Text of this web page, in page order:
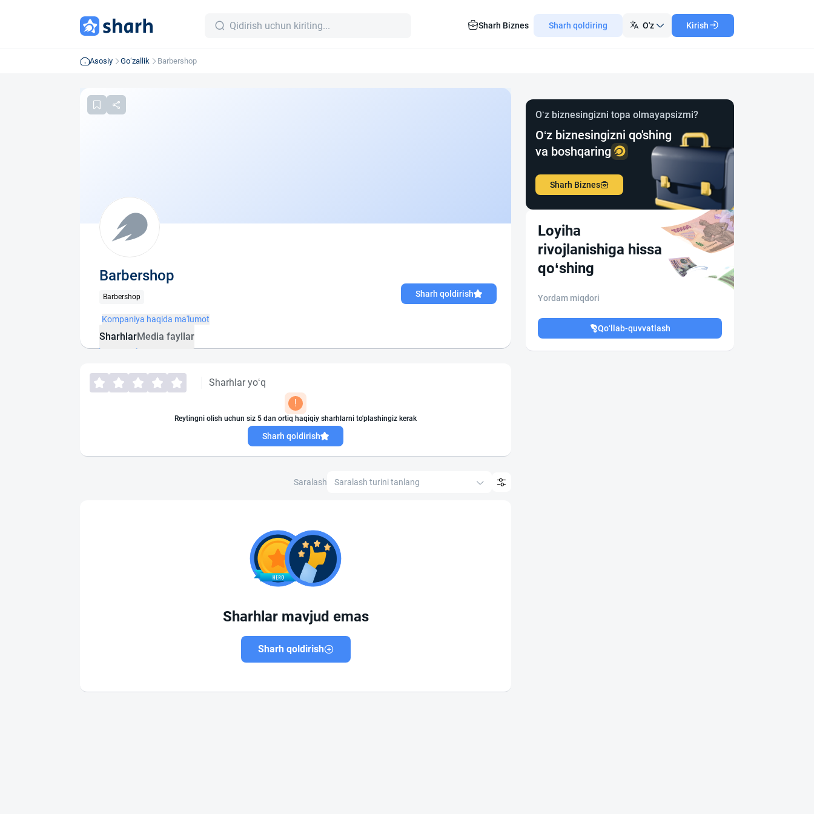
Sharh Biznes Sharh qoldiring O'z Kirish
Asosiy Go‘zallik Barbershop
Barbershop
Barbershop Sharh qoldirish
Kompaniya haqida ma'lumot
SharhlarMedia fayllar
Sharhlar yo‘q
!
Reytingni olish uchun siz 5 dan ortiq haqiqiy sharhlarni to'plashingiz kerak
Sharh qoldirish
Saralash Saralash turini tanlang
Sharhlar mavjud emas
Sharh qoldirish
O‘z biznesingizni topa olmayapsizmi?
O‘z biznesingizni qo'shing
va boshqaring
Sharh Biznes
Loyiha
rivojlanishiga hissa
qo‘shing
Yordam miqdori
Qo‘llab-quvvatlash